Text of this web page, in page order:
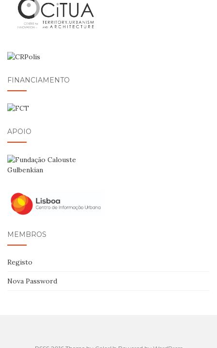
FINANCIAMENTO
APOIO
MEMBROS
Registo
Nova Password